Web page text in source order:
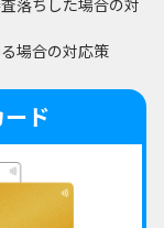
落ちした場合の対
場合の対応策
ド